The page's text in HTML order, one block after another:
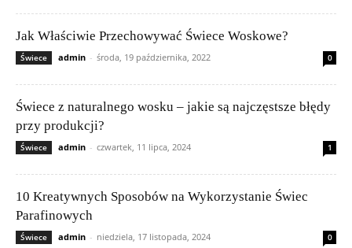
Jak Właściwie Przechowywać Świece Woskowe?
Świece admin - środa, 19 października, 2022 0
Świece z naturalnego wosku – jakie są najczęstsze błędy
przy produkcji?
Świece admin - czwartek, 11 lipca, 2024 1
10 Kreatywnych Sposobów na Wykorzystanie Świec
Parafinowych
Świece admin - niedziela, 17 listopada, 2024 0